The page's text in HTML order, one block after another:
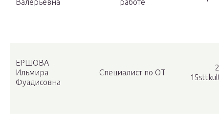
Валерьевна
работе
ЕРШОВА
Ильмира
Фуадисовна
Специалист по ОТ